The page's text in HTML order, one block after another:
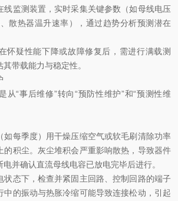
监测装置，实时采集关键参数（如母线电压
散热器温升速率），通过趋势分析预测潜在
疑性能下降或故障修复后，需进行满载测
带载能力与稳定性。
“事后维修”转向“预防性维护”和“预测性维
每季度）用干燥压缩空气或软毛刷清除功率
的积尘。灰尘堆积会严重影响散热，导致器件
并确认直流母线电容已放电完毕后进行。
态下，检查并紧固主回路、控制回路的端子
中的振动与热胀冷缩可能导致连接松动，引起